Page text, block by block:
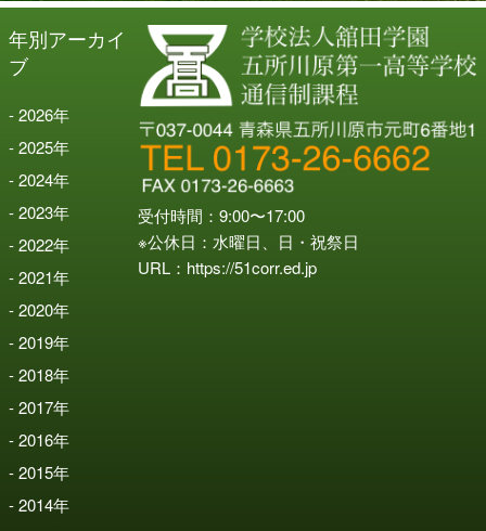
年別アーカイ
ブ
2026年
2025年
2024年
2023年
2022年
2021年
2020年
2019年
2018年
2017年
2016年
2015年
2014年
受付時間：9:00〜17:00
※公休日：水曜日、日・祝祭日
URL： https://51corr.ed.jp